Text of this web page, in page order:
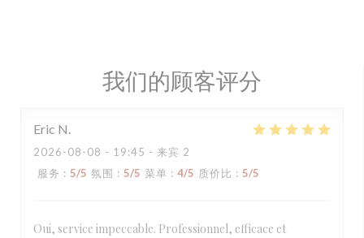
我们的顾客评分
Eric N
2026-08-08 - 19:45 - 来宾 2
服务 : 5/5 氛围 : 5/5 菜单 : 4/5 质价比 : 5/5
Oui, service impeccable. Professionnel, efficace et